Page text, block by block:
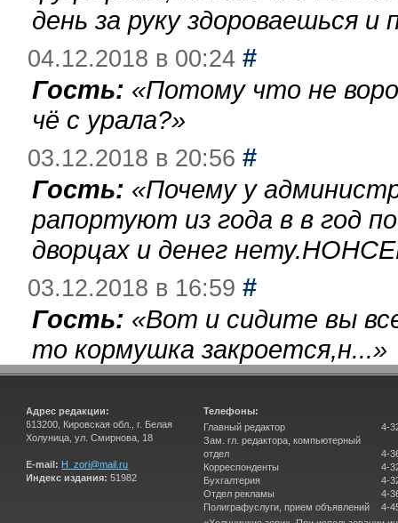
день за руку здороваешься
04.12.2018 в 00:24 #
Гость: «Потому что не
чё с урала?»
03.12.2018 в 20:56 #
Гость: «Почему у
рапортуют из года в в год
дворцах и денег
03.12.2018 в 16:59 #
Гость: «Вот и сидите вы
то кормушка закроется,н...»
Адрес редакции:
613200, Кировская обл., г. Белая
Холуница, ул. Смирнова, 18
E-mail: H_zori@mail.ru
Индекс издания: 51982
Телефоны:
Главный редактор
Зам. гл. редактора, компьютерный
отдел
Корреспонденты
Бухгалтерия
Отдел рекламы
Полиграфуслуги, прием объявлений
4-
4-
4-
4-
4-
4-